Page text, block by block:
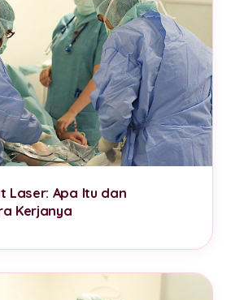
Laser: Apa Itu dan
Kerjanya